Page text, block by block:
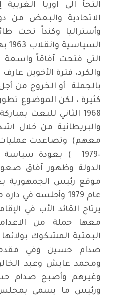
التجأ الى اوربا الغربية
الاتحادية والبعض من
وأستراليا وكنداً تحت
التي فتحت آفاقاً واسعة
والكرد، فترة الأخوين
بالجملة أو الخروج من
1968 الثاني للبعث
والبريطانية من خلال
–1979 ) بعودة
الدولة وظهور آفاق
موقع رئيس الجمهورية
عام 1979 وأجلسه
يرتاح القائد الأب في
معها جملة من
البعثية المشكوك
صدام حسين وفي
ومحمد عايش وعبد
وغيرهم وأصبح صدام
ورئيس ما يسمى بمجلس